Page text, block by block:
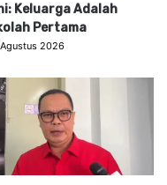
Keluarga Adalah
Pertama
2026